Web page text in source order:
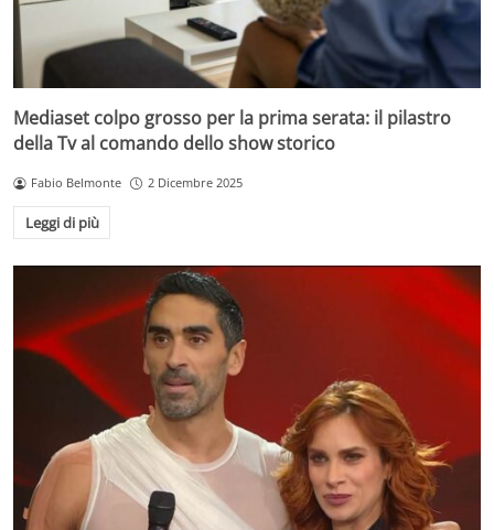
Mediaset colpo grosso per la prima serata: il pilastro
della Tv al comando dello show storico
Fabio Belmonte 2 Dicembre 2025
Leggi di più